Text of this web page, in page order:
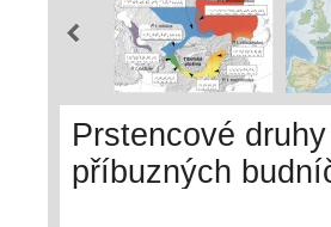
Prstencové
příbuzných